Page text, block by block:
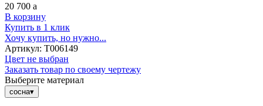
20 700 a
В корзину
Купить в 1 клик
Хочу купить, но нужно...
Артикул: Т006149
Цвет не выбран
Заказать товар по своему чертежу
Выберите материал
сосна▾